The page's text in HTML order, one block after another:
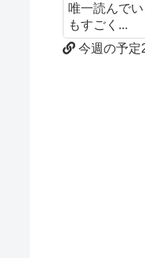
唯一読んで
もすごく...
今週の予定